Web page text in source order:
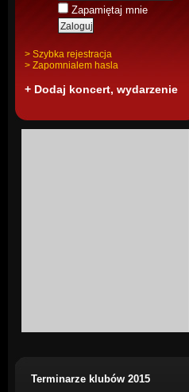
Zapamiętaj mnie
> Szybka rejestracja
> Zapomnialem hasla
+ Dodaj koncert, wydarzenie
Terminarze klubów 2015